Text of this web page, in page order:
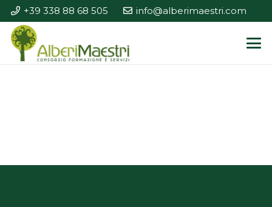
+39 338 88 68 505 info@alberimaestri.com